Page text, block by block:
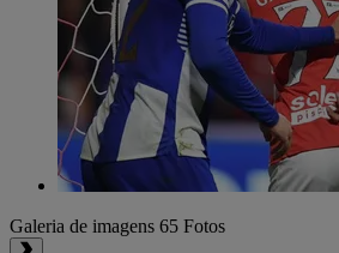
Galeria de imagens 65 Fotos